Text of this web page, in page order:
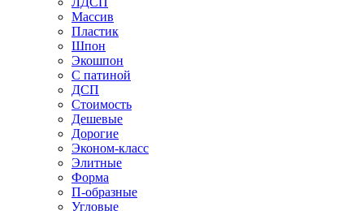
Массив
Пластик
Шпон
Экошпон
С патиной
ДСП
Стоимость
Дешевые
Дорогие
Эконом-класс
Элитные
Форма
П-образные
Угловые